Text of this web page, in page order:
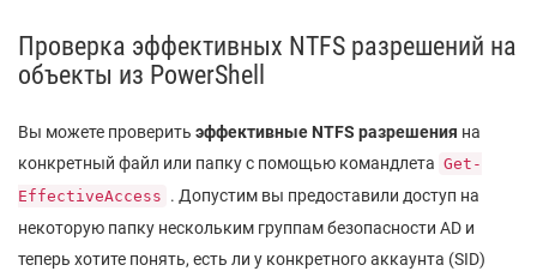
Проверка эффективных NTFS разрешений на
объекты из PowerShell
Вы можете проверить эффективные NTFS разрешения на
конкретный файл или папку с помощью командлета Get-
EffectiveAccess . Допустим вы предоставили доступ на
некоторую папку нескольким группам безопасности AD и
теперь хотите понять, есть ли у конкретного аккаунта (SID)